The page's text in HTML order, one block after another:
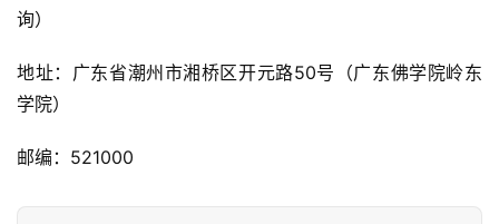
询）
地址：广东省潮州市湘桥区开元路50号（广东佛学院岭东
学院）
邮编：521000